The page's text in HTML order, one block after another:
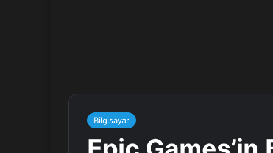
Bilgisayar